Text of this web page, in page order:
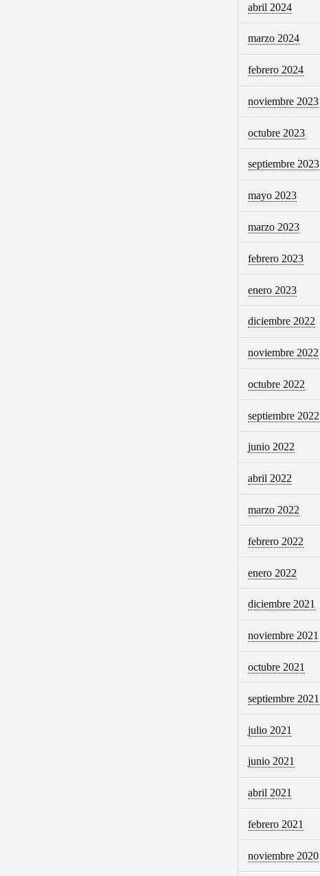
abril 2024
marzo 2024
febrero 2024
noviembre 2023
octubre 2023
septiembre 2023
mayo 2023
marzo 2023
febrero 2023
enero 2023
diciembre 2022
noviembre 2022
octubre 2022
septiembre 2022
junio 2022
abril 2022
marzo 2022
febrero 2022
enero 2022
diciembre 2021
noviembre 2021
octubre 2021
septiembre 2021
julio 2021
junio 2021
abril 2021
febrero 2021
noviembre 2020